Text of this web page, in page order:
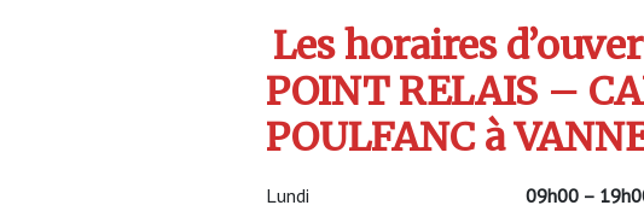
Les horaires
POINT RELAIS –
POULFANC à
Lundi 09h00 –